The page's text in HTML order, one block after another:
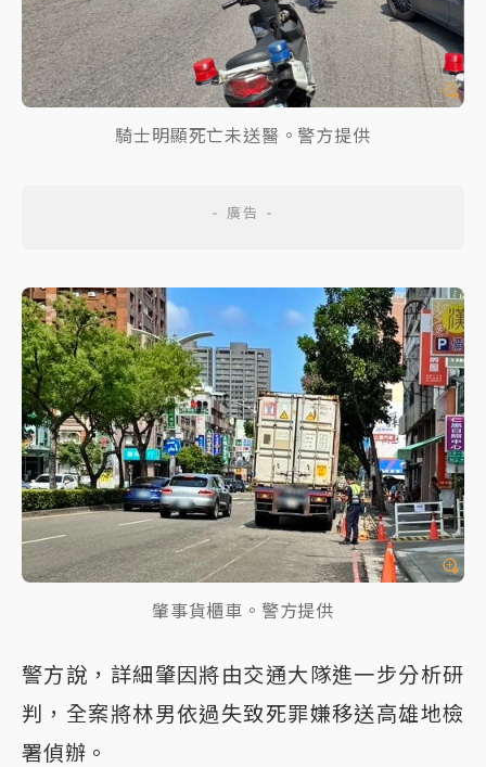
騎士明顯死亡未送醫。警方提供
肇事貨櫃車。警方提供
警方說，詳細肇因將由交通大隊進一步分析研
判，全案將林男依過失致死罪嫌移送高雄地檢
署偵辦。